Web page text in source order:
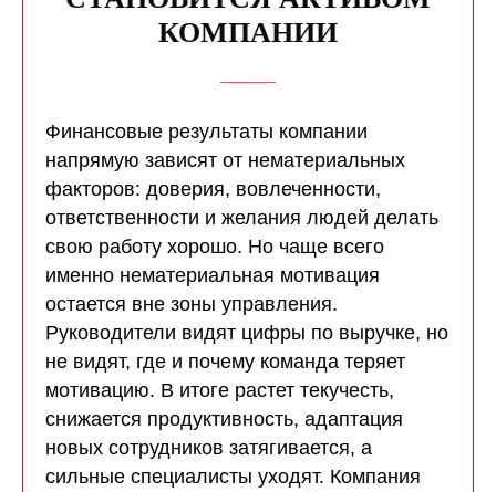
КОМПАНИИ
Финансовые результаты компании
напрямую зависят от нематериальных
факторов: доверия, вовлеченности,
ответственности и желания людей делать
свою работу хорошо. Но чаще всего
именно нематериальная мотивация
остается вне зоны управления.
Руководители видят цифры по выручке, но
не видят, где и почему команда теряет
мотивацию. В итоге растет текучесть,
снижается продуктивность, адаптация
новых сотрудников затягивается, а
сильные специалисты уходят. Компания